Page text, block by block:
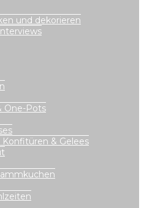
und dekorieren
One-Pots
Konfitüren & Gelees